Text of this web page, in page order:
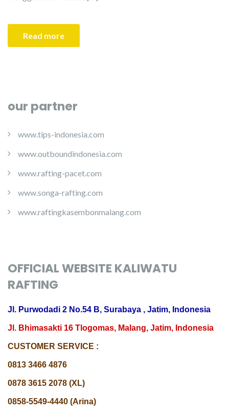
Read more
our partner
www.tips-indonesia.com
www.outboundindonesia.com
www.rafting-pacet.com
www.songa-rafting.com
www.raftingkasembonmalang.com
OFFICIAL WEBSITE KALIWATU
RAFTING
Jl. Purwodadi 2 No.54 B, Surabaya , Jatim, Indonesia
Jl. Bhimasakti 16 Tlogomas, Malang, Jatim, Indonesia
CUSTOMER SERVICE :
0813 3466 4876
0878 3615 2078 (XL)
0858-5549-4440 (Arina)